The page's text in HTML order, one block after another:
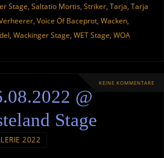
Stage, Saltatio Mortis, Striker, Tarja, Tarja
, Voice Of Baceprot, Wacken,
, Wackinger Stage, WET Stage, WOA
KEINE KOMMENTARE
@
Stage
2022